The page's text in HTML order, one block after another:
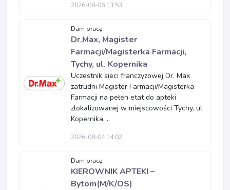
2026-08-06 13:53
Dam pracę
Dr.Max, Magister
Farmacji/Magisterka Farmacji,
Tychy, ul. Kopernika
Uczestnik sieci franczyzowej Dr. Max
zatrudni Magister Farmacji/Magisterka
Farmacji na pełen etat do apteki
zlokalizowanej w miejscowości Tychy, ul.
Kopernika ...
2026-08-04 14:02
Dam pracę
KIEROWNIK APTEKI –
Bytom(M/K/OS)